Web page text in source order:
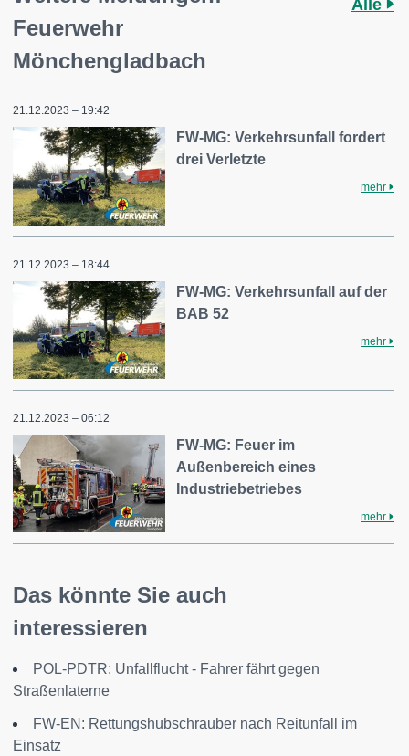
Feuerwehr
Mönchengladbach
Alle
21.12.2023 – 19:42
FW-MG: Verkehrsunfall fordert
drei Verletzte
mehr
21.12.2023 – 18:44
FW-MG: Verkehrsunfall auf der
BAB 52
mehr
21.12.2023 – 06:12
FW-MG: Feuer im
Außenbereich eines
Industriebetriebes
mehr
Das könnte Sie auch
interessieren
POL-PDTR: Unfallflucht - Fahrer fährt gegen
Straßenlaterne
FW-EN: Rettungshubschrauber nach Reitunfall im
Einsatz